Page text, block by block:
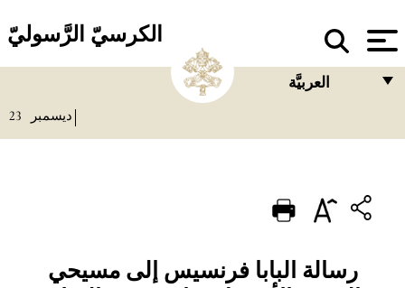
الكرسيّ الرَّسوليّ
العربيَّة
PORTUGUÊS
ESPAÑOL
ديسمبر 23
رسالة البابا فرنسيس إلى مسيحي